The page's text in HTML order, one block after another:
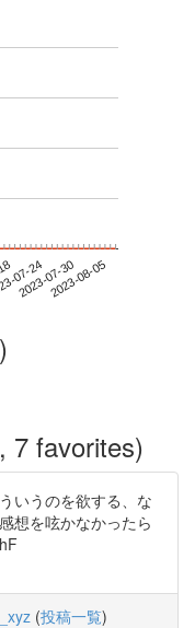
07-24
2023-07-302023-08-05
7 favorites)
いうのを欲する、な
想を呟かなかったら
(投稿一覧)